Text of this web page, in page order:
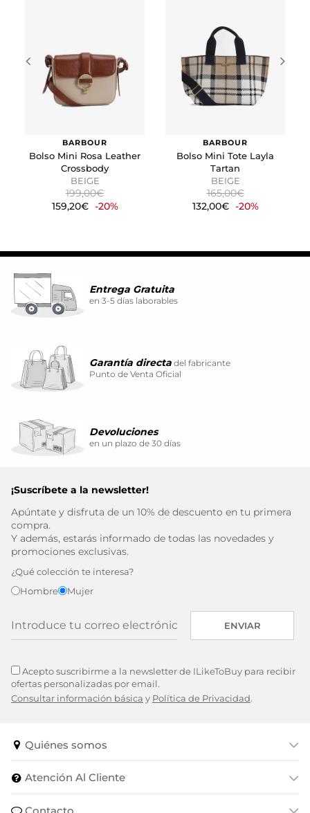
BARBOUR
Bolso Mini Rosa Leather
Crossbody
BEIGE
199,00€
159,20€ -20%
BARBOUR
Bolso Mini Tote Layla
Tartan
BEIGE
165,00€
132,00€ -20%
Entrega Gratuita
en 3-5 días laborables
Garantía directa del fabricante
Punto de Venta Oficial
Devoluciones
en un plazo de 30 días
¡Suscríbete a la newsletter!
Apúntate y disfruta de un 10% de descuento en tu primera
compra.
Y además, estarás informado de todas las novedades y
promociones exclusivas.
¿Qué colección te interesa?
Hombre
Mujer
ENVIAR
Acepto suscribirme a la newsletter de ILikeToBuy para recibir
ofertas personalizadas por email.
Consultar información básica y Política de Privacidad.
Quiénes somos
Atención Al Cliente
Puedes volver a configurar tus cookies desde la sección
"Configuración de cookies" al pie de la página. También puedes
consultar nuestra
política de cookies